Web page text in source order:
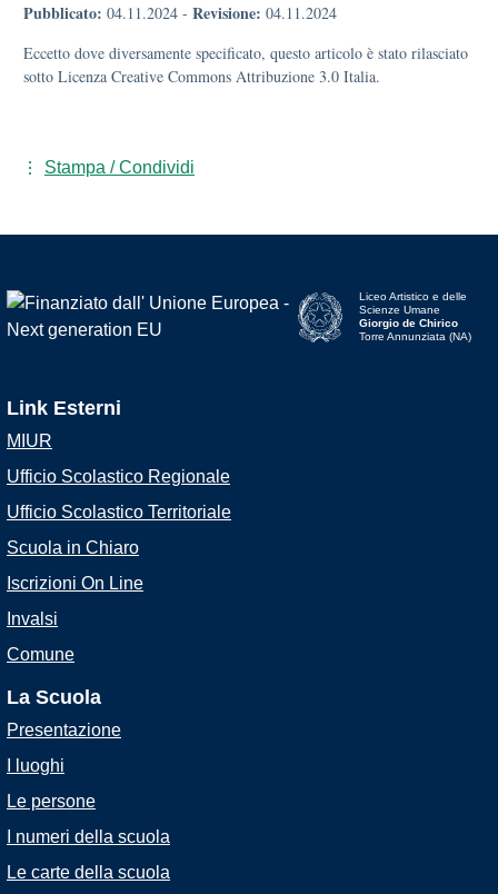
Pubblicato: 04.11.2024 - Revisione: 04.11.2024
Eccetto dove diversamente specificato, questo articolo è stato rilasciato
sotto Licenza Creative Commons Attribuzione 3.0 Italia.
Stampa / Condividi
Liceo Artistico e delle
Scienze Umane
Giorgio de Chirico
Torre Annunziata (NA)
Link Esterni
MIUR
Ufficio Scolastico Regionale
Ufficio Scolastico Territoriale
Scuola in Chiaro
Iscrizioni On Line
Invalsi
Comune
La Scuola
Presentazione
I luoghi
Le persone
I numeri della scuola
Le carte della scuola